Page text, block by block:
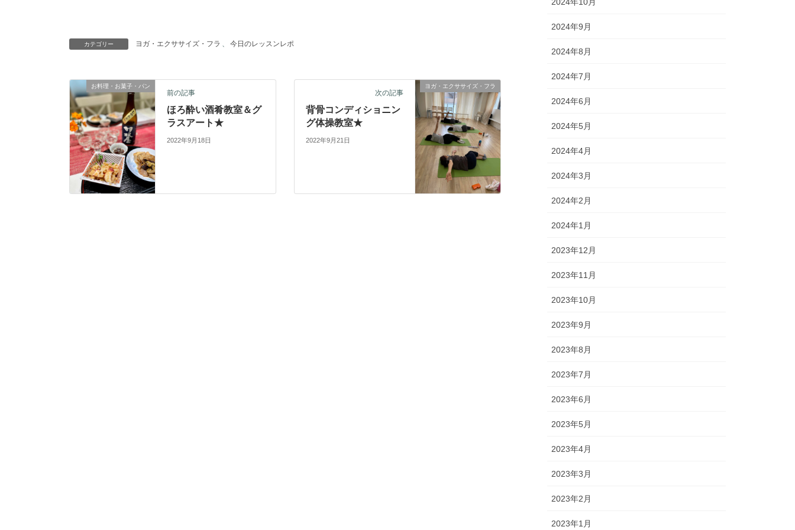
カテゴリー ヨガ・エクササイズ・フラ 、 今日のレッスンレポ
お料理・お菓子・パン
前の記事
ほろ酔い酒肴教室＆グ
ラスアート★
2022年9月18日
ヨガ・エクササイズ・フラ
次の記事
背骨コンディショニン
グ体操教室★
2022年9月21日
2024年9月
2024年8月
2024年7月
2024年6月
2024年5月
2024年4月
2024年3月
2024年2月
2024年1月
2023年12月
2023年11月
2023年10月
2023年9月
2023年8月
2023年7月
2023年6月
2023年5月
2023年4月
2023年3月
2023年2月
2023年1月